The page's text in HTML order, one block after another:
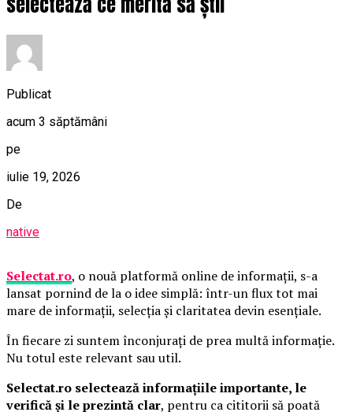
Publicat
acum 3 săptămâni
pe
iulie 19, 2026
De
native
Selectat.ro, o nouă platformă online de informații, s-a
lansat pornind de la o idee simplă: într-un flux tot mai
mare de informații, selecția și claritatea devin esențiale.
În fiecare zi suntem înconjurați de prea multă informație.
Nu totul este relevant sau util.
Selectat.ro selectează informațiile importante, le
verifică și le prezintă clar, pentru ca cititorii să poată